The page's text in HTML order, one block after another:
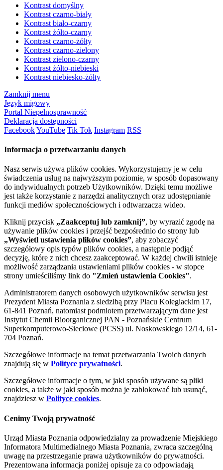
Kontrast domyślny
Kontrast czarno-biały
Kontrast biało-czarny
Kontrast żółto-czarny
Kontrast czarno-żółty
Kontrast czarno-zielony
Kontrast zielono-czarny
Kontrast żółto-niebieski
Kontrast niebiesko-żółty
Zamknij menu
Język migowy
Portal Niepełnosprawność
Deklaracja dostępności
FacebookYouTube Tik Tok Instagram RSS
Informacja o przetwarzaniu danych
Nasz serwis używa plików cookies. Wykorzystujemy je w celu
świadczenia usług na najwyższym poziomie, w sposób dopasowany
do indywidualnych potrzeb Użytkowników. Dzięki temu możliwe
jest także korzystanie z narzędzi analitycznych oraz udostępnianie
funkcji mediów społecznościowych i odtwarzacza wideo.
Kliknij przycisk „Zaakceptuj lub zamknij”, by wyrazić zgodę na
używanie plików cookies i przejść bezpośrednio do strony lub
„Wyświetl ustawienia plików cookies”, aby zobaczyć
szczegółowy opis typów plików cookies, a następnie podjąć
decyzję, które z nich chcesz zaakceptować. W każdej chwili istnieje
możliwość zarządzania ustawieniami plików cookies - w stopce
strony umieściliśmy link do "Zmień ustawienia Cookies".
Administratorem danych osobowych użytkowników serwisu jest
Prezydent Miasta Poznania z siedzibą przy Placu Kolegiackim 17,
61-841 Poznań, natomiast podmiotem przetwarzającym dane jest
Instytut Chemii Bioorganicznej PAN - Poznańskie Centrum
Superkomputerowo-Sieciowe (PCSS) ul. Noskowskiego 12/14, 61-
704 Poznań.
Szczegółowe informacje na temat przetwarzania Twoich danych
znajdują się w Polityce prywatności.
Szczegółowe informacje o tym, w jaki sposób używane są pliki
cookies, a także w jaki sposób można je zablokować lub usunąć,
znajdziesz w Polityce cookies.
Cenimy Twoją prywatność
Urząd Miasta Poznania odpowiedzialny za prowadzenie Miejskiego
Informatora Multimedialnego Miasta Poznania, zwraca szczególną
uwagę na przestrzeganie prawa użytkowników do prywatności.
Prezentowana informacja poniżej opisuje za co odpowiadają